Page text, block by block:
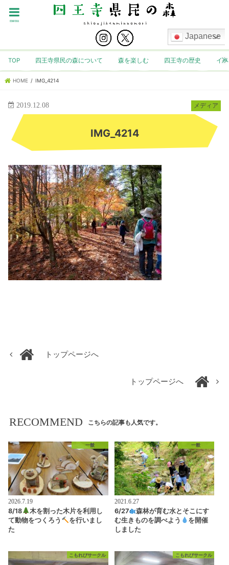
Japanese
menu
TOP 四王寺県民の森について 森を楽しむ 四王寺の歴史 イ
HOME IMG_4214
メディア
2019.12.08
IMG_4214
トップページへ
トップページへ
RECOMMEND こちらの記事も人気です。
一般
2026.7.19
8/18
木を割った木片を利用し
て動物をつくろう
を行いまし
た
一般
2021.6.27
6/27
森林が育む水とそこにす
む生きものを調べよう
を開催
しました
こもれびサークル こもれびサークル